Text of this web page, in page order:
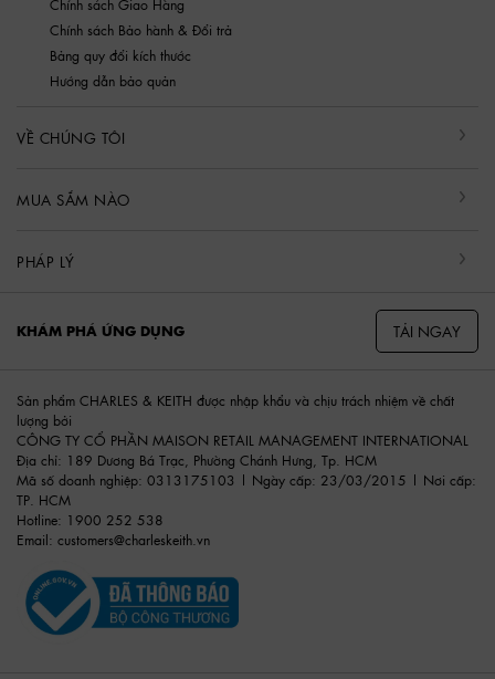
Chính sách Giao Hàng
Chính sách Bảo hành & Đổi trả
Bảng quy đổi kích thước
Hướng dẫn bảo quản
VỀ CHÚNG TÔI
MUA SẮM NÀO
PHÁP LÝ
KHÁM PHÁ ỨNG DỤNG TẢI NGAY
Sản phẩm CHARLES & KEITH được nhập khẩu và chịu trách nhiệm về chất
lượng bởi
CÔNG TY CỔ PHẦN MAISON RETAIL MANAGEMENT INTERNATIONAL
Địa chỉ: 189 Dương Bá Trạc, Phường Chánh Hưng, Tp. HCM
Mã số doanh nghiệp: 0313175103 | Ngày cấp: 23/03/2015 | Nơi cấp:
TP. HCM
Hotline: 1900 252 538
Email: customers@charleskeith.vn